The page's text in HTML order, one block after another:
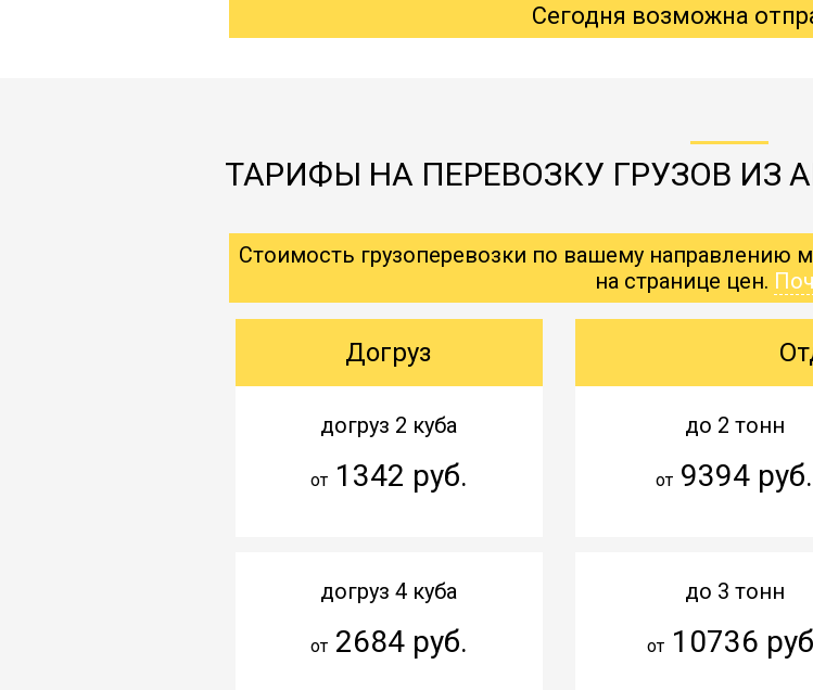
Сегодня возможна
ТАРИФЫ НА ПЕРЕВОЗКУ ГРУЗОВ ИЗ
Стоимость грузоперевозки по вашему направлению
на странице цен.
Догруз
догруз 2 куба
от1342 руб.
догруз 4 куба
от2684 руб.
до 2 тонн
от 9394 руб.
до 3 тонн
от 10736